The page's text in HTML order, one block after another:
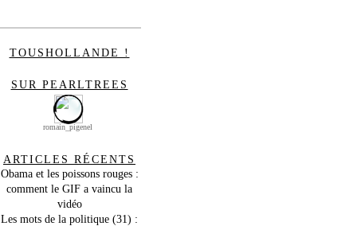
TOUSHOLLANDE !
SUR PEARLTREES
romain_pigenel
ARTICLES RÉCENTS
Obama et les poissons rouges :
comment le GIF a vaincu la
vidéo
Les mots de la politique (31) :